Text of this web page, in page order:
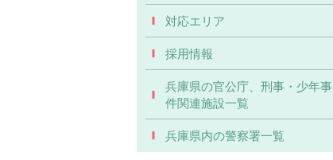
対応エリア
採用情報
兵庫県の官公庁、刑事・少年事
件関連施設一覧
兵庫県内の警察署一覧